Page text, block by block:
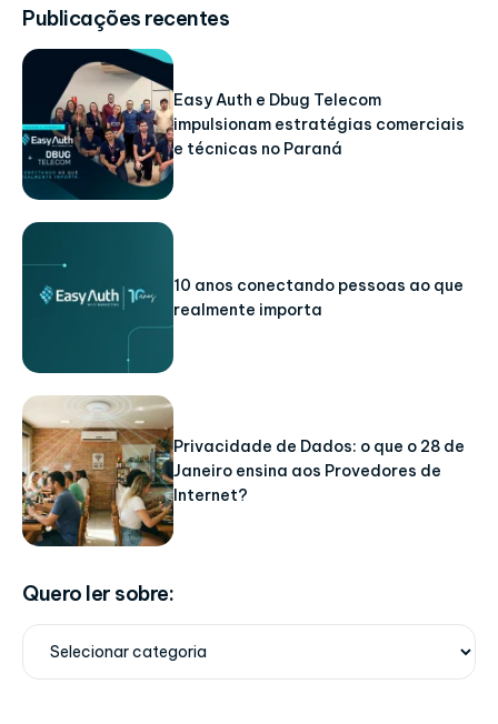
Publicações recentes
Easy Auth e Dbug Telecom
impulsionam estratégias comerciais
e técnicas no Paraná
10 anos conectando pessoas ao que
realmente importa
Privacidade de Dados: o que o 28 de
Janeiro ensina aos Provedores de
Internet?
Quero ler sobre: